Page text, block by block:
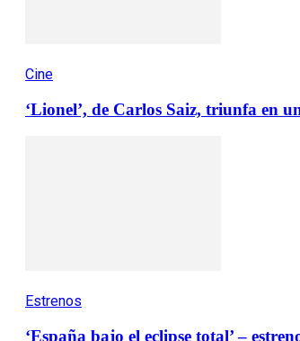
Cine
‘Lionel’, de Carlos Saiz, triunfa en
Estrenos
‘España bajo el eclipse total’ –